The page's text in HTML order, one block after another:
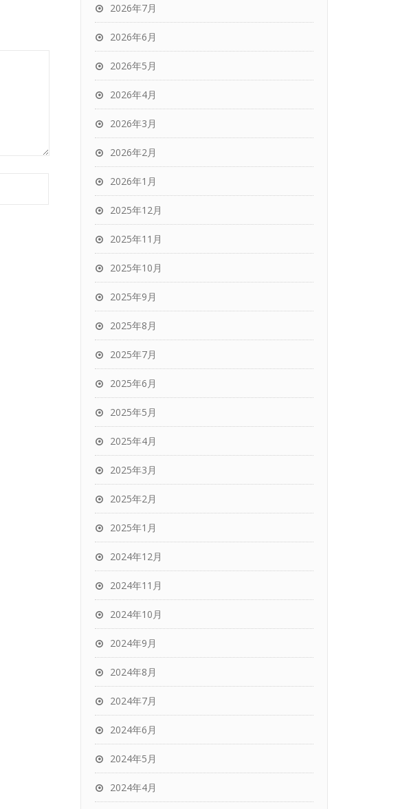
2026年7月
2026年6月
2026年5月
2026年4月
2026年3月
2026年2月
2026年1月
2025年12月
2025年11月
2025年10月
2025年9月
2025年8月
2025年7月
2025年6月
2025年5月
2025年4月
2025年3月
2025年2月
2025年1月
2024年12月
2024年11月
2024年10月
2024年9月
2024年8月
2024年7月
2024年6月
2024年5月
2024年4月